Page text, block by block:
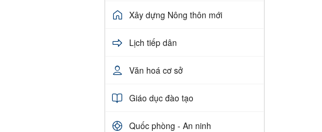
Xây dựng Nông thôn mới
Lịch tiếp dân
Văn hoá cơ sở
Giáo dục đào tạo
Quốc phòng - An ninh